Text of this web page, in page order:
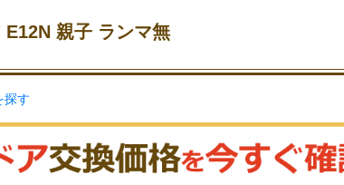
親子 ランマ無
探す